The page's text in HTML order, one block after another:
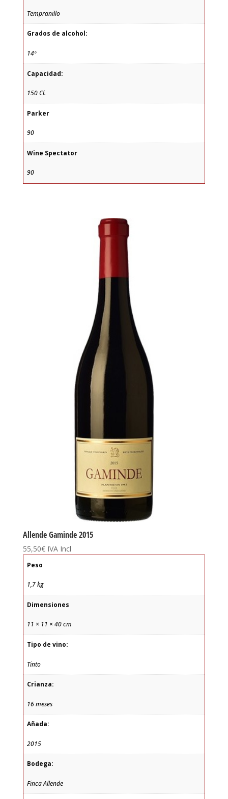
Tempranillo
Grados de alcohol:
14º
Capacidad:
150 Cl.
Parker
90
Wine Spectator
90
Allende Gaminde 2015
55,50€ IVA Incl
Peso
1,7 kg
Dimensiones
11 × 11 × 40 cm
Tipo de vino:
Tinto
Crianza:
16 meses
Añada:
2015
Bodega:
Finca Allende